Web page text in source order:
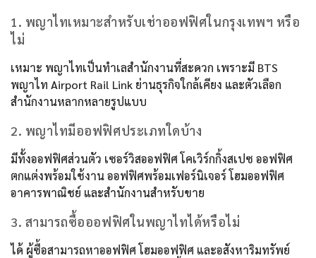
1. พญาไทเหมาะสำหรับเช่าออฟฟิศในกรุงเทพฯ หรือ
ไม่
เหมาะ พญาไทเป็นทำเลสำนักงานที่สะดวก เพราะมี BTS
พญาไท Airport Rail Link ย่านธุรกิจใกล้เคียง และตัวเลือก
สำนักงานหลากหลายรูปแบบ
2. พญาไทมีออฟฟิศประเภทใดบ้าง
มีทั้งออฟฟิศส่วนตัว เซอร์วิสออฟฟิศ โคเวิร์กกิ้งสเปซ ออฟฟิศ
ตกแต่งพร้อมใช้งาน ออฟฟิศพร้อมเฟอร์นิเจอร์ โฮมออฟฟิศ
อาคารพาณิชย์ และสำนักงานสำหรับขาย
3. สามารถซื้อออฟฟิศในพญาไทได้หรือไม่
ได้ ผู้ซื้อสามารถหาออฟฟิศ โฮมออฟฟิศ และอสังหาริมทรัพย์